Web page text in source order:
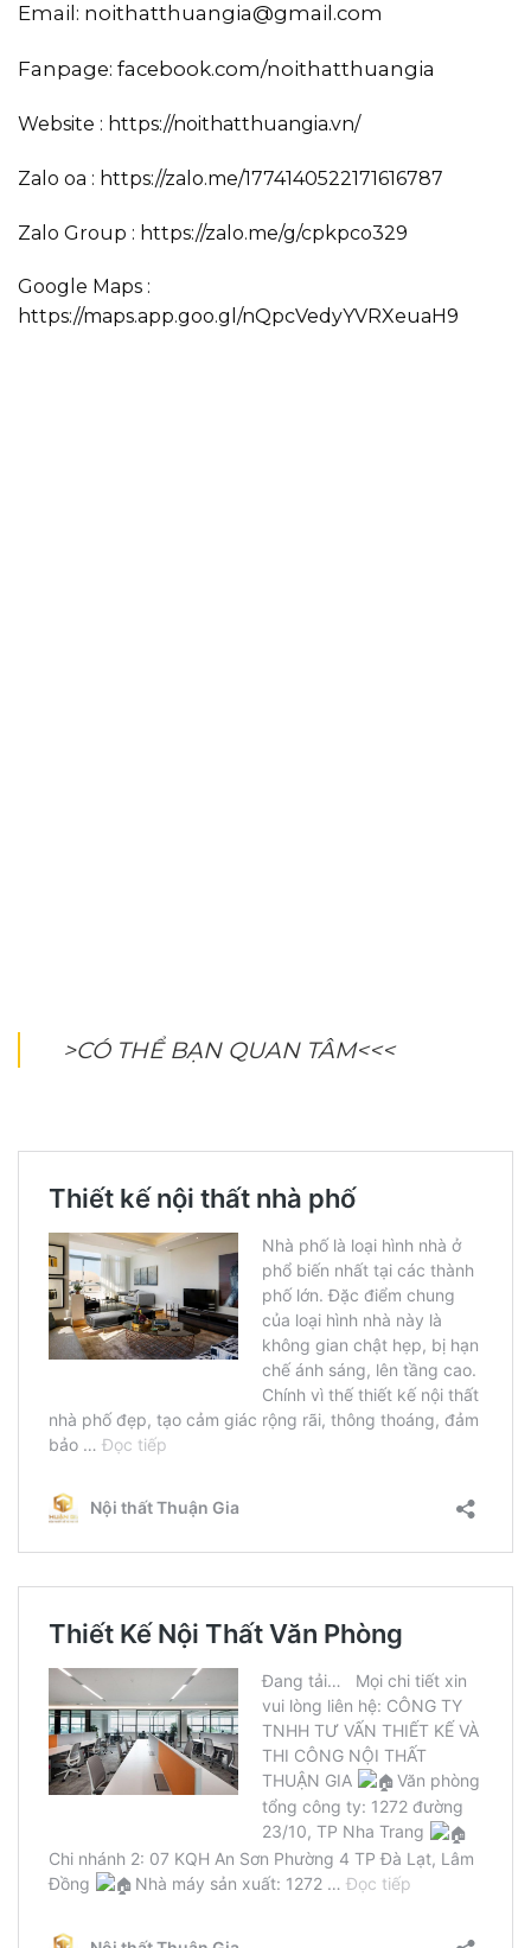
Email: noithatthuangia@gmail.com
Fanpage: facebook.com/noithatthuangia
Website : https://noithatthuangia.vn/
Zalo oa : https://zalo.me/1774140522171616787
Zalo Group : https://zalo.me/g/cpkpco329
Google Maps :
https://maps.app.goo.gl/nQpcVedyYVRXeuaH9
>CÓ THỂ BẠN QUAN TÂM<<<